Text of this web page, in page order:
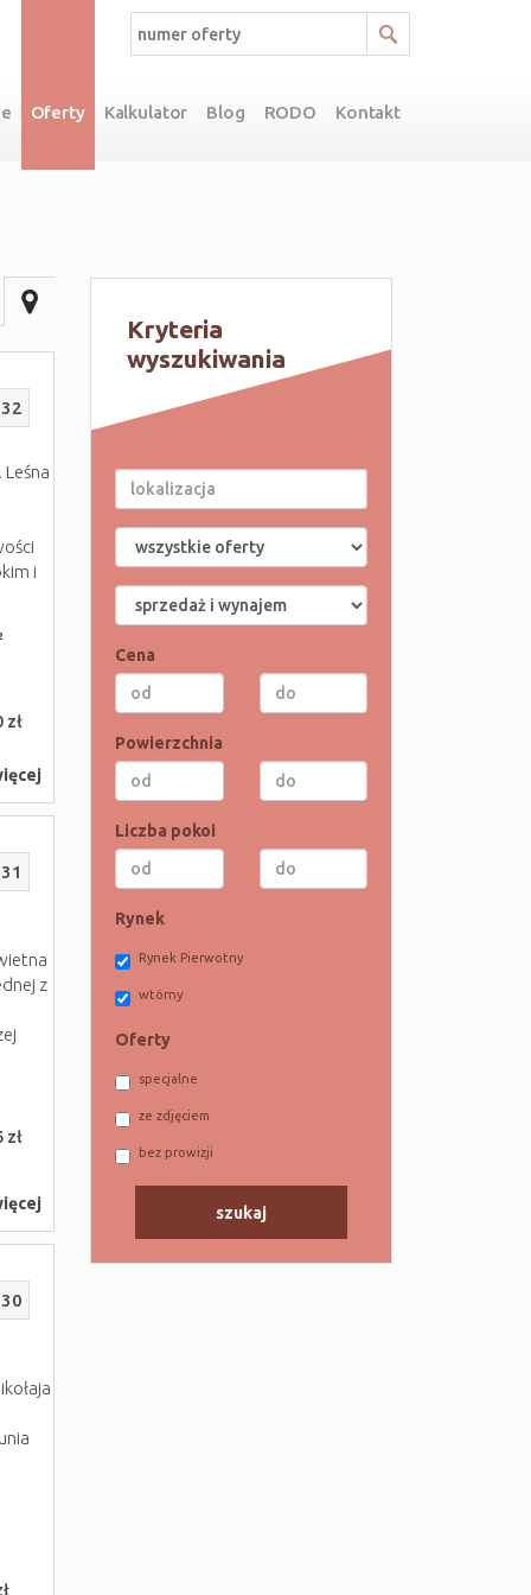
Oferty Kalkulator Blog RODO Kontakt
i
zł
z
zł
Kryteria
wyszukiwania
Cena
Powierzchnia
Liczba pokoi
Rynek
Rynek Pierwotny
wtórny
Oferty
specjalne
ze zdjęciem
bez prowizji